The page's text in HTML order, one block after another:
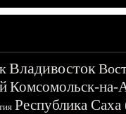
Владивосток
Комсомольск-на-
Республика